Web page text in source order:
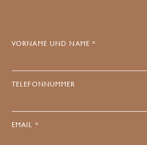
VORNAME UND NAME *
TELEFONNUMMER
EMAIL *